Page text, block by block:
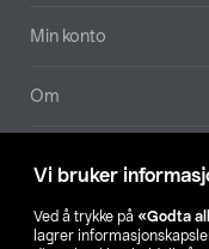
Vi bruker
Ved å trykke på «Godta
lagrer
Min konto
Om
Våre selskaper